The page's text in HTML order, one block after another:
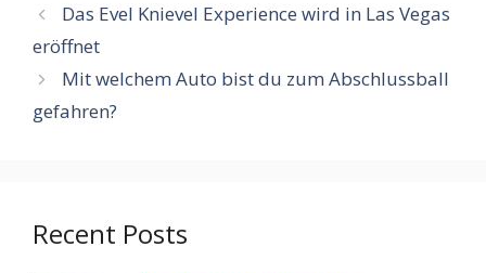
Das Evel Knievel Experience wird in Las Vegas
eröffnet
Mit welchem ​​Auto bist du zum Abschlussball
gefahren?
Recent Posts